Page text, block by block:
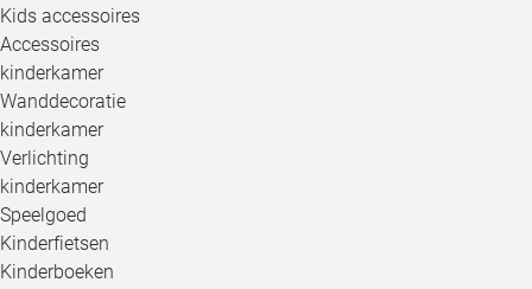
Kids accessoires
Accessoires
kinderkamer
Wanddecoratie
kinderkamer
Verlichting
kinderkamer
Speelgoed
Kinderfietsen
Kinderboeken